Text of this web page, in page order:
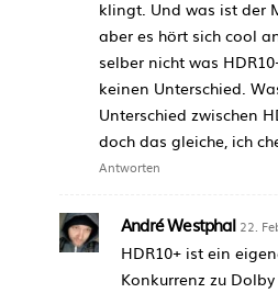
klingt. Und was ist der
aber es hört sich cool
selber nicht was
keinen Unterschied.
Unterschied zwischen
doch das gleiche, ich
Antworten
André Westphal 22.
HDR10+ ist ein
Konkurrenz zu